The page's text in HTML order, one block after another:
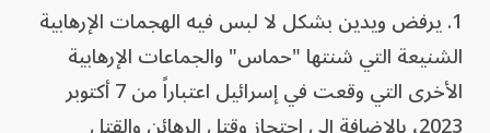
1. يرفض ويدين بشكل لا لبس فيه الهجمات الإرهابية
الشنيعة التي شنتها "حماس" والجماعات الإرهابية
الأخرى التي وقعت في إسرائيل اعتباراً من 7 أكتوبر